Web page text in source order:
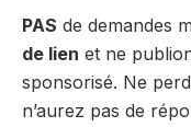
de
Claire
et
Manu
PAS de demandes
de lien et ne
sponsorisé. Ne
n’aurez pas de